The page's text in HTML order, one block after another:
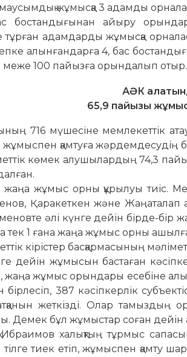
жұ­мысқа 3 адамды
бостан­ды­ғынан айыру
тұрған адам­дарды жұмысқа
алынған­дарға 4, бас
меже 100 пайыз­ға орындалып отыр.
АӘК
65,9 пайызы
716 мү­ше­сіне мемлекеттік
қамтуға жәрдемдесудің
көмек алушылардың 74,3
жұмыс орны құрылуы тиіс.
Қаракеткен және Жаңаталап
әлі күнге дейін бірде-
тек 1 ғана жаңа жұмыс орны
кірістер басқармасының
дейін жұмы­сын бастаған
жаңа жұмыс орын­дары есебіне
бірле­сіп, 387 кәсіп­керлік
жет­кізді. Олар тамыздың
Демек бұл жұмыстар соған дейін
ха­лықтың тұрмыс
тиек етіп, жұмыспен қамту